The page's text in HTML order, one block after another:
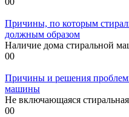
Причины, по которым
должным образом
Наличие дома стиральной
00
Причины и решения
машины
Не включающаяся
00